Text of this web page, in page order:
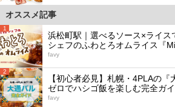
オススメ記事
1
浜松町駅｜選べるソース×ライ
シェフのふわとろオムライス『
favy
2
【初心者必見】札幌・4PLAの
ゼロでハシゴ飯を楽しむ完全ガ
favy